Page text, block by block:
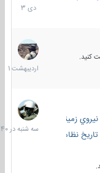
1403
30
1401
زميني
نظامی
سه
شنبه
در